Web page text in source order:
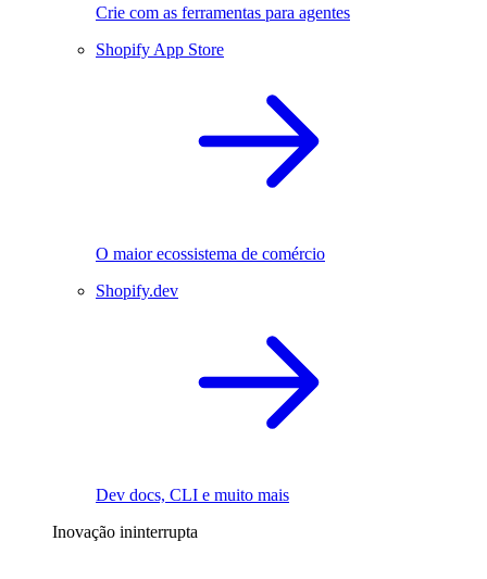
Crie com as ferramentas para agentes
Shopify App Store
O maior ecossistema de comércio
Shopify.dev
Dev docs, CLI e muito mais
Inovação ininterrupta